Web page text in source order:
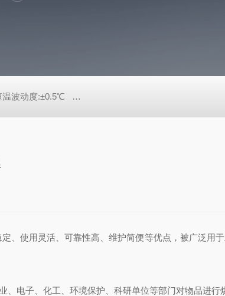
温波动度:±0.5℃ DHG-9140B（140升）电热恒温鼓风
、使用灵活、可靠性高、维护简便等优点，被广泛用
电子、化工、环境保护、科研单位等部门对物品进行